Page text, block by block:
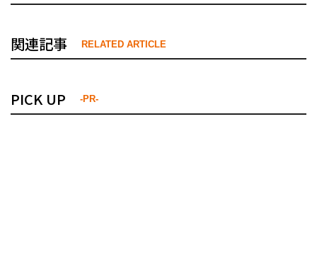
関連記事 RELATED ARTICLE
PICK UP -PR-